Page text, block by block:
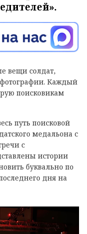
вещи солдат,
Каждый
поисковикам
путь поисковой
медальона с
с
истории
буквально по
дня на